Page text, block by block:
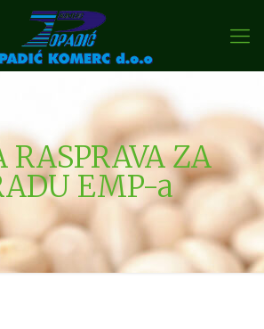
RASPRAVA ZA
EMP-a